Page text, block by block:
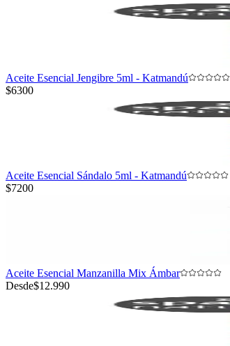
Aceite Esencial Jengibre 5ml - Katmandú
$6300
Aceite Esencial Sándalo 5ml - Katmandú
$7200
Aceite Esencial Manzanilla Mix Ámbar
Desde$12.990